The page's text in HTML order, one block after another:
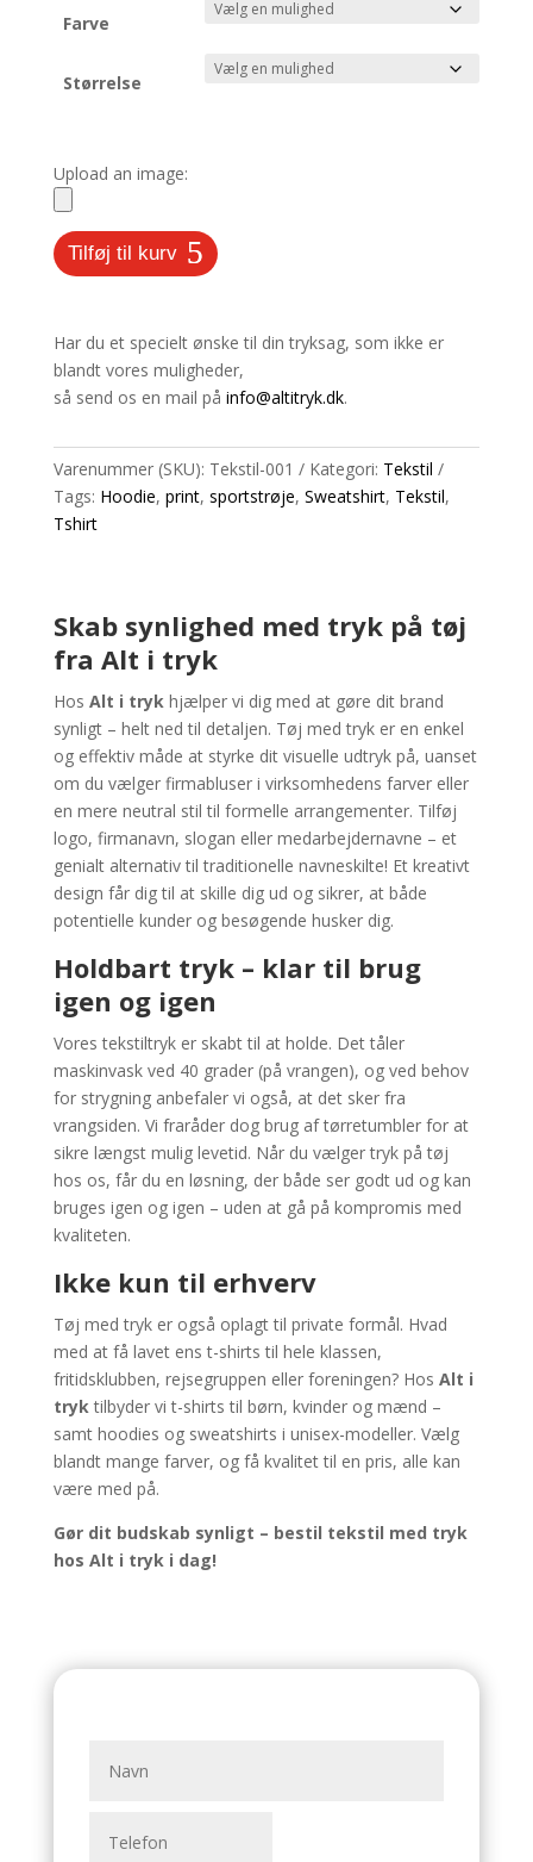
Farve
Størrelse
Upload an image:
Tilføj til kurv
Har du et specielt ønske til din tryksag, som ikke er
blandt vores muligheder,
så send os en mail på info@altitryk.dk.
Varenummer (SKU): Tekstil-001 Kategori: Tekstil
Tags: Hoodie, print, sportstrøje, Sweatshirt, Tekstil,
Tshirt
Skab synlighed med tryk på tøj
fra Alt i tryk
Hos Alt i trykhjælper vi dig med at gøre dit brand
synligt – helt ned til detaljen. Tøj med tryk er en enkel
og effektiv måde at styrke dit visuelle udtryk på, uanset
om du vælger firmabluser i virksomhedens farver eller
en mere neutral stil til formelle arrangementer. Tilføj
logo, firmanavn, slogan eller medarbejdernavne – et
genialt alternativ til traditionelle navneskilte! Et kreativt
design får dig til at skille dig ud og sikrer, at både
potentielle kunder og besøgende husker dig.
Holdbart tryk – klar til brug
igen og igen
Vores tekstiltryk er skabt til at holde. Det tåler
maskinvask ved 40 grader (på vrangen), og ved behov
for strygning anbefaler vi også, at det sker fra
vrangsiden. Vi fraråder dog brug af tørretumbler for at
sikre længst mulig levetid. Når du vælger tryk på tøj
hos os, får du en løsning, der både ser godt ud og kan
bruges igen og igen – uden at gå på kompromis med
kvaliteten.
Ikke kun til erhverv
Tøj med tryk er også oplagt til private formål. Hvad
med at få lavet ens t-shirts til hele klassen,
fritidsklubben, rejsegruppen eller foreningen? Hos Alt i
tryktilbyder vi t-shirts til børn, kvinder og mænd –
samt hoodies og sweatshirts i unisex-modeller. Vælg
blandt mange farver, og få kvalitet til en pris, alle kan
være med på.
Gør dit budskab synligt – bestil tekstil med tryk
hos Alt i tryk i dag!